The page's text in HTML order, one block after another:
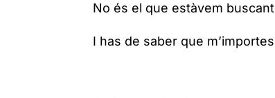
No és el que estàvem buscant
I has de saber que m’importes